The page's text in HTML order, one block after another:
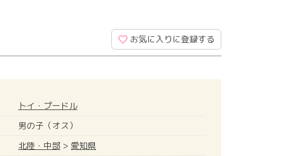
お気に入りに登録する
トイ・プードル
男の子（オス）
北陸・中部 > 愛知県